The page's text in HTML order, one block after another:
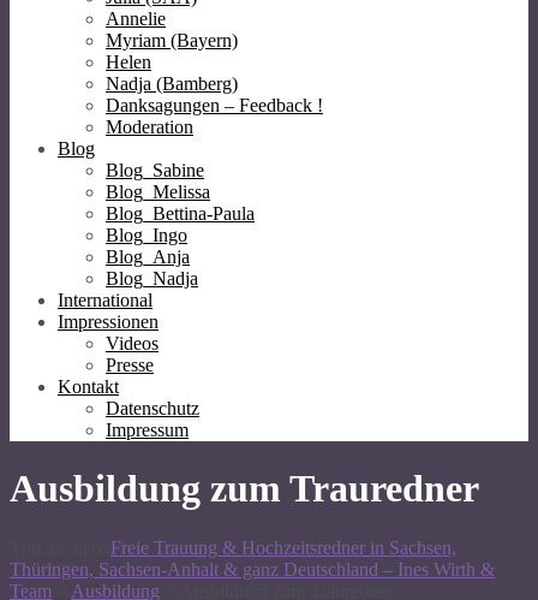
Annelie
Myriam (Bayern)
Helen
Nadja (Bamberg)
Danksagungen – Feedback !
Moderation
Blog
Blog_Sabine
Blog_Melissa
Blog_Bettina-Paula
Blog_Ingo
Blog_Anja
Blog_Nadja
International
Impressionen
Videos
Presse
Kontakt
Datenschutz
Impressum
Ausbildung zum Trauredner
Freie Trauung & Hochzeitsredner in Sachsen,
Thüringen, Sachsen-Anhalt & ganz Deutschland – Ines Wirth &
Team
Ausbildung